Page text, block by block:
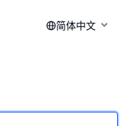
简体中文